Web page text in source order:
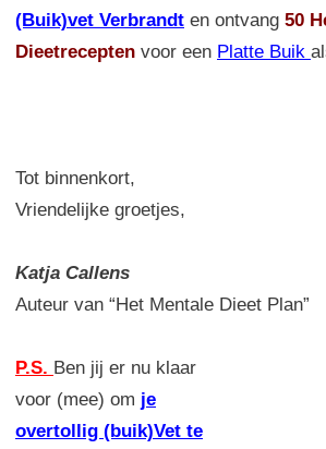
(Buik)vet Verbrandt en ontvang 50
Dieetrecepten voor een Platte Buik
Tot binnenkort,
Vriendelijke groetjes,
Katja Callens
Auteur van “Het Mentale Dieet Plan”
P.S. Ben jij er nu klaar
voor (mee) om je
overtollig (buik)Vet te